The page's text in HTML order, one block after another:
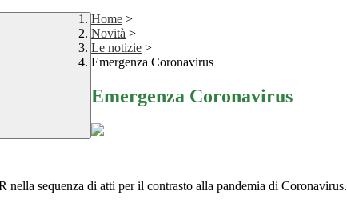
Home >
Novità >
Le notizie >
Emergenza Coronavirus
Emergenza Coronavirus
sequenza di atti per il contrasto alla pandemia di Coronavirus.